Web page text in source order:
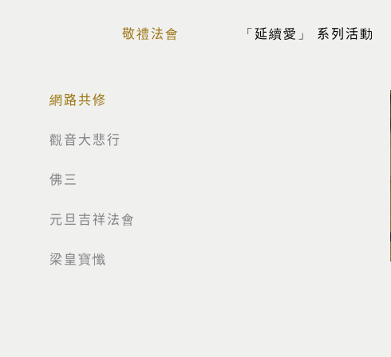
敬禮法會 「延續愛」 系列活動
網路共修
觀音大悲行
佛三
元旦吉祥法會
梁皇寶懺